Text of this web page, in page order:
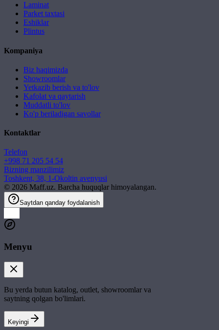
Laminat
Parket taxtasi
Eshiklar
Plintus
Kompaniya
Biz haqimizda
Showroomlar
Yetkazib berish va to'lov
Kafolat va qaytarish
Muddatli to'lov
Ko'p beriladigan savollar
Kontaktlar
Telefon
+998 71 205 54 54
Bizning manzilimiz
Toshkent, 38, 1-Okoltin avenyusi
© 2026 Maff.uz. Barcha huquqlar himoyalangan.
Saytdan qanday foydalanish
Menyu
Bu yerda butun katalog, outlet, showroomlar va
saytning qolgan bo'limlari.
Keyingi